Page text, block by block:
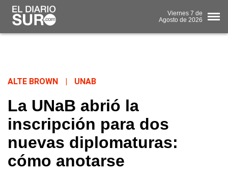
Viernes 7 de
Agosto de 2026
ALTE BROWN UNAB
La UNaB abrió la
inscripción para dos
nuevas diplomaturas:
cómo anotarse